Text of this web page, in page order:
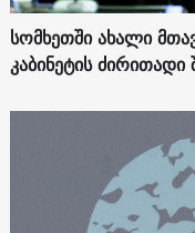
სომხეთში ახალი
კაბინეტის